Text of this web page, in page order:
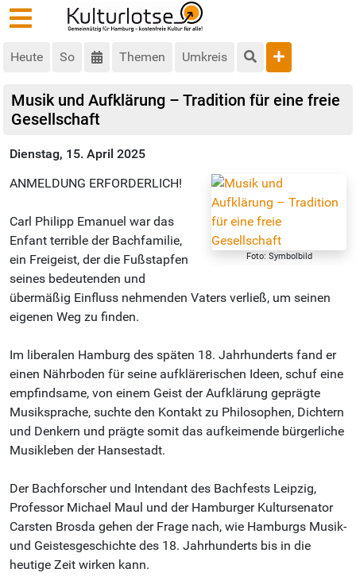
Heute So Themen Umkreis
Musik und Aufklärung – Tradition für eine freie
Gesellschaft
Dienstag, 15. April 2025
Foto: Symbolbild
ANMELDUNG ERFORDERLICH!
Carl Philipp Emanuel war das
Enfant terrible der Bachfamilie,
ein Freigeist, der die Fußstapfen
seines bedeutenden und
übermäßig Einfluss nehmenden Vaters verließ, um seinen
eigenen Weg zu finden.
Im liberalen Hamburg des späten 18. Jahrhunderts fand er
einen Nährboden für seine aufklärerischen Ideen, schuf eine
empfindsame, von einem Geist der Aufklärung geprägte
Musiksprache, suchte den Kontakt zu Philosophen, Dichtern
und Denkern und prägte somit das aufkeimende bürgerliche
Musikleben der Hansestadt.
Der Bachforscher und Intendant des Bachfests Leipzig,
Professor Michael Maul und der Hamburger Kultursenator
Carsten Brosda gehen der Frage nach, wie Hamburgs Musik-
und Geistesgeschichte des 18. Jahrhunderts bis in die
heutige Zeit wirken kann.